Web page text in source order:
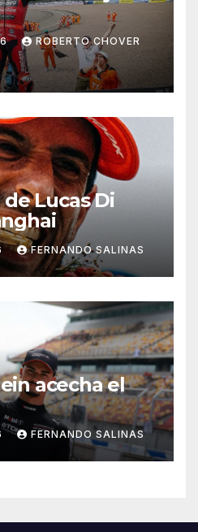
ROBERTO CHOVER
Lucas Di
FERNANDO SALINAS
acecha el
FERNANDO SALINAS